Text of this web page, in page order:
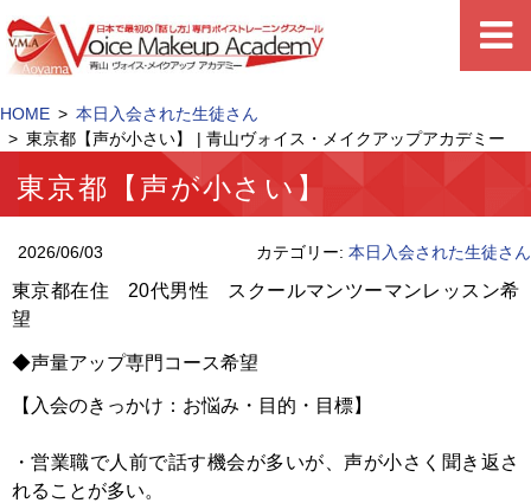
HOME
本日入会された生徒さん
東京都【声が小さい】 | 青山ヴォイス・メイクアップアカデミー
東京都【声が小さい】
2026/06/03 カテゴリー: 本日入会された生徒さん
東京都在住 20代男性 スクールマンツーマンレッスン希
望
◆声量アップ専門コース希望
【入会のきっかけ：お悩み・目的・目標】
・営業職で人前で話す機会が多いが、声が小さく聞き返さ
れることが多い。